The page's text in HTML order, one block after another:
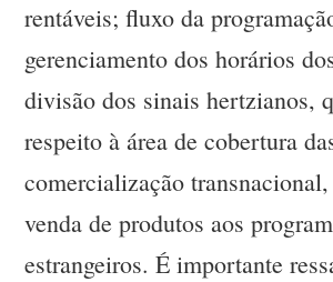
rentáveis; fluxo da
gerenciamento dos horários
divisão dos sinais hertzianos,
respeito à área de cobertura
comercialização transnacional,
venda de produtos aos
estrangeiros. É importante